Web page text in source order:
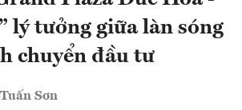
lý tưởng giữa làn sóng
chuyển đầu tư
Tuấn Sơn